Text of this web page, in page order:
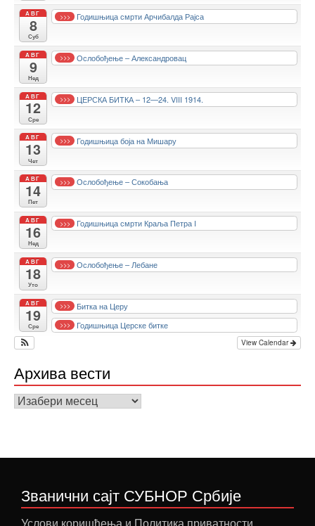
АВГ
8
Суб
>>> Годишњица смрти Арчибалда Рајса
АВГ
9
Нед
>>> Ослобођење – Александровац
АВГ
12
Сре
>>> ЦЕРСКА БИТКА – 12—24. VIII 1914.
АВГ
13
Чет
>>> Годишњица боја на Мишару
АВГ
14
Пет
>>> Ослобођење – Сокобања
АВГ
16
Нед
>>> Годишњица смрти Краља Петра I
АВГ
18
Уто
>>> Ослобођење – Лебане
АВГ
19
Сре
>>> Битка на Церу
>>> Годишњица Церске битке
View Calendar
Архива вести
Архива
Званични сајт СУБНОР Србије